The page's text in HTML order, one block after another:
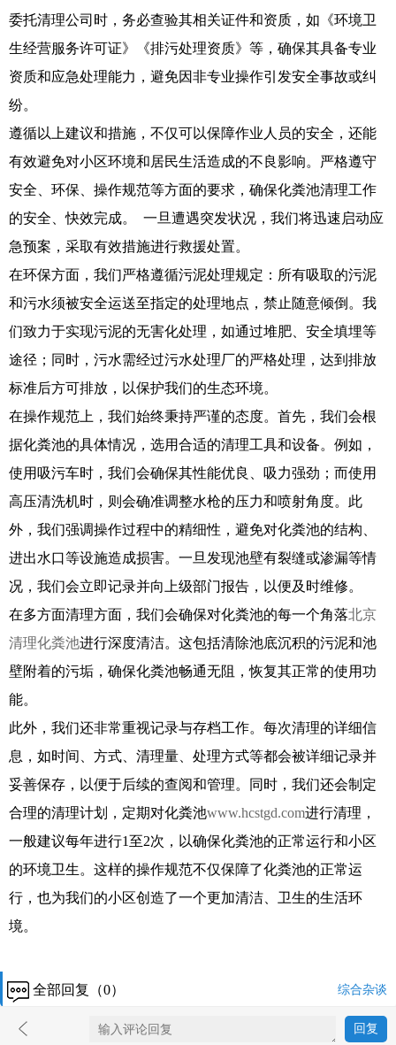
委托清理公司时，务必查验其相关证件和资质，如《环境卫
生经营服务许可证》《排污处理资质》等，确保其具备专业
资质和应急处理能力，避免因非专业操作引发安全事故或纠
纷。
遵循以上建议和措施，不仅可以保障作业人员的安全，还能
有效避免对小区环境和居民生活造成的不良影响。严格遵守
安全、环保、操作规范等方面的要求，确保化粪池清理工作
的安全、快效完成。 一旦遭遇突发状况，我们将迅速启动应
急预案，采取有效措施进行救援处置。
在环保方面，我们严格遵循污泥处理规定：所有吸取的污泥
和污水须被安全运送至指定的处理地点，禁止随意倾倒。我
们致力于实现污泥的无害化处理，如通过堆肥、安全填埋等
途径；同时，污水需经过污水处理厂的严格处理，达到排放
标准后方可排放，以保护我们的生态环境。
在操作规范上，我们始终秉持严谨的态度。首先，我们会根
据化粪池的具体情况，选用合适的清理工具和设备。例如，
使用吸污车时，我们会确保其性能优良、吸力强劲；而使用
高压清洗机时，则会确准调整水枪的压力和喷射角度。此
外，我们强调操作过程中的精细性，避免对化粪池的结构、
进出水口等设施造成损害。一旦发现池壁有裂缝或渗漏等情
况，我们会立即记录并向上级部门报告，以便及时维修。
在多方面清理方面，我们会确保对化粪池的每一个角落北京
清理化粪池进行深度清洁。这包括清除池底沉积的污泥和池
壁附着的污垢，确保化粪池畅通无阻，恢复其正常的使用功
能。
此外，我们还非常重视记录与存档工作。每次清理的详细信
息，如时间、方式、清理量、处理方式等都会被详细记录并
妥善保存，以便于后续的查阅和管理。同时，我们还会制定
合理的清理计划，定期对化粪池www.hcstgd.com进行清理，
一般建议每年进行1至2次，以确保化粪池的正常运行和小区
的环境卫生。这样的操作规范不仅保障了化粪池的正常运
行，也为我们的小区创造了一个更加清洁、卫生的生活环
境。
全部回复（0） 综合杂谈